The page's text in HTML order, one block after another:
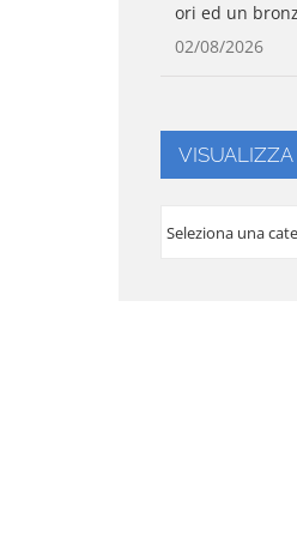
ori ed un
02/08/2026
VISUALIZZA